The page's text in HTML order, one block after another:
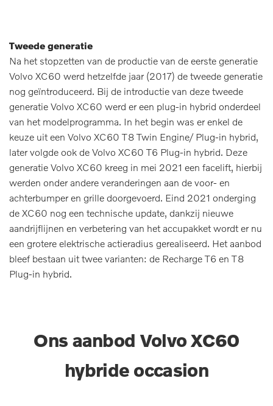
Tweede generatie
Na het stopzetten van de productie van de eerste generatie
Volvo XC60 werd hetzelfde jaar (2017) de tweede generatie
nog geïntroduceerd. Bij de introductie van deze tweede
generatie Volvo XC60 werd er een plug-in hybrid onderdeel
van het modelprogramma. In het begin was er enkel de
keuze uit een Volvo XC60 T8 Twin Engine/ Plug-in hybrid,
later volgde ook de Volvo XC60 T6 Plug-in hybrid. Deze
generatie Volvo XC60 kreeg in mei 2021 een facelift, hierbij
werden onder andere veranderingen aan de voor- en
achterbumper en grille doorgevoerd. Eind 2021 onderging
de XC60 nog een technische update, dankzij nieuwe
aandrijflijnen en verbetering van het accupakket wordt er nu
een grotere elektrische actieradius gerealiseerd. Het aanbod
bleef bestaan uit twee varianten: de Recharge T6 en T8
Plug-in hybrid.
Ons aanbod Volvo XC60
hybride occasion